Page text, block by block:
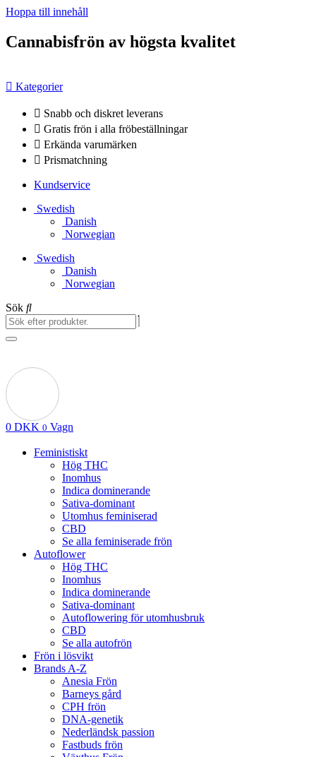
Hoppa till innehåll
Cannabisfrön av högsta kvalitet
Kategorier
Snabb och diskret leverans
Gratis frön i alla fröbeställningar
Erkända varumärken
Prismatchning
Kundservice
Swedish
Danish
Norwegian
Swedish
Danish
Norwegian
Sök
0 DKK 0 Vagn
Feministiskt
Hög THC
Inomhus
Indica dominerande
Sativa-dominant
Utomhus feminiserad
CBD
Se alla feminiserade frön
Autoflower
Hög THC
Inomhus
Indica dominerande
Sativa-dominant
Autoflowering för utomhusbruk
CBD
Se alla autofrön
Frön i lösvikt
Brands A-Z
Anesia Frön
Barneys gård
CPH frön
DNA-genetik
Nederländsk passion
Fastbuds frön